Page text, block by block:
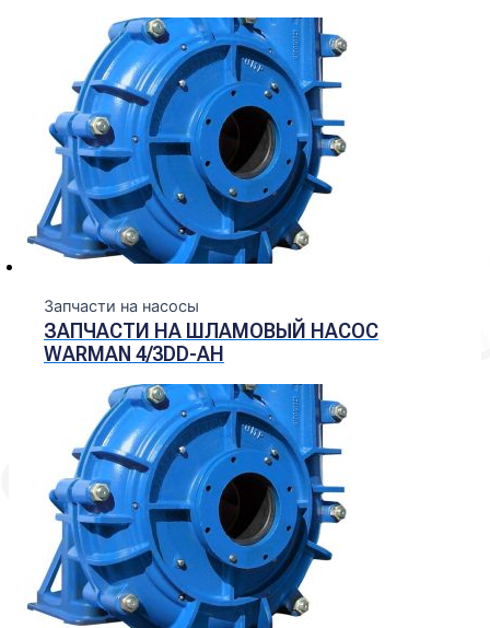
Запчасти на насосы
ЗАПЧАСТИ НА ШЛАМОВЫЙ НАСОС
WARMAN 4/3DD-АН